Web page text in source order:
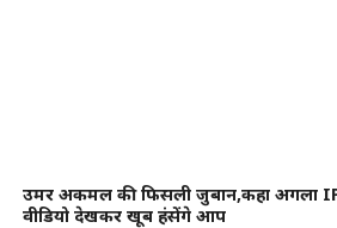
उमर अकमल की फिसली जुबान,कहा अगला
वीडियो देखकर खूब हंसेंगे आप